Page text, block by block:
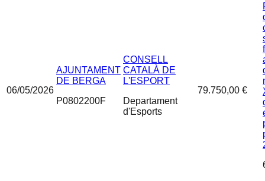
06/05/2026
AJUNTAMENT
DE BERGA
P0802200F
CONSELL
CATALÀ DE
L'ESPORT
Departament
d'Esports
79.750,00 €